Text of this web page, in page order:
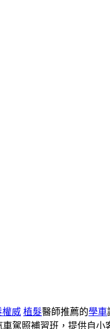
權威 植髮醫師推薦的學車
駕照補習班，提供自小